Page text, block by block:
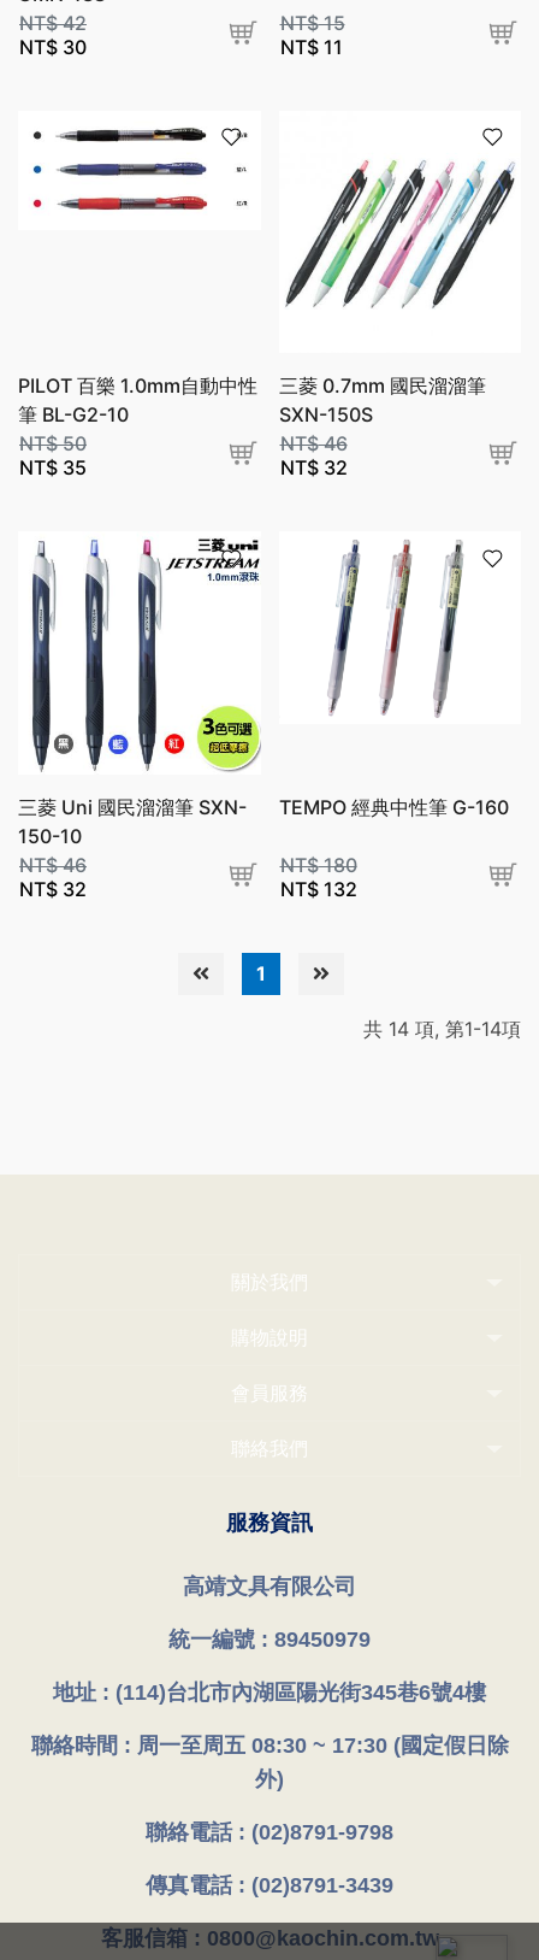
NT$42
NT$ 30
NT$15
NT$11
PILOT 百樂 1.0mm自動中性
筆 BL-G2-10
NT$50
NT$ 35
三菱 0.7mm 國民溜溜筆
SXN-150S
NT$46
NT$32
三菱 Uni 國民溜溜筆 SXN-
150-10
NT$46
NT$ 32
TEMPO 經典中性筆 G-160
NT$180
NT$132
1
共 14 項, 第1-14項
關於我們
購物說明
會員服務
聯絡我們
服務資訊
高靖文具有限公司
統一編號 : 89450979
地址 : (114)台北市內湖區陽光街345巷6號4樓
聯絡時間 : 周一至周五 08:30 ~ 17:30 (國定假日除
外)
聯絡電話 : (02)8791-9798
傳真電話 : (02)8791-3439
客服信箱 : 0800@kaochin.com.tw